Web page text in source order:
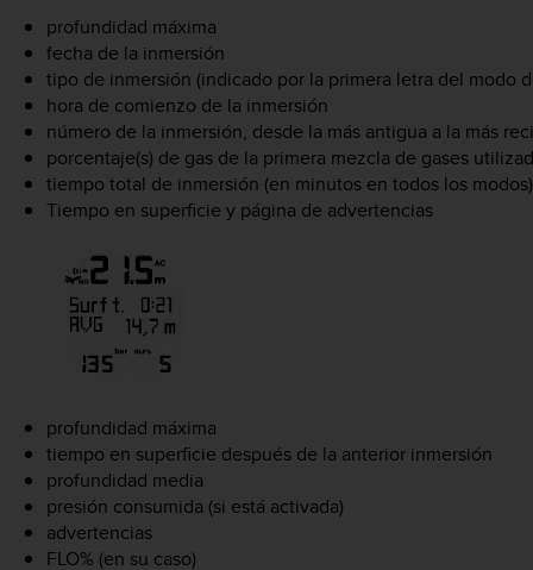
profundidad máxima
fecha de la inmersión
tipo de inmersión (indicado por la primera letra del modo
hora de comienzo de la inmersión
número de la inmersión, desde la más antigua a la más
porcentaje(s) de gas de la primera mezcla de gases
tiempo total de inmersión (en minutos en todos los modos)
Tiempo en superficie y página de advertencias
profundidad máxima
tiempo en superficie después de la anterior inmersión
profundidad media
presión consumida (si está activada)
advertencias
FLO% (en su caso)